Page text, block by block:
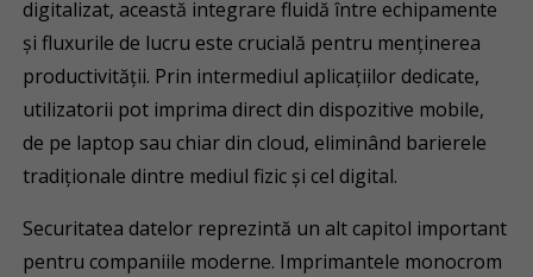
digitalizat, această integrare fluidă între echipamente
și fluxurile de lucru este crucială pentru menținerea
productivității. Prin intermediul aplicațiilor dedicate,
utilizatorii pot imprima direct din dispozitive mobile,
de pe laptop sau chiar din cloud, eliminând barierele
tradiționale dintre mediul fizic și cel digital.
Securitatea datelor reprezintă un alt capitol important
pentru companiile moderne. Imprimantele monocrom